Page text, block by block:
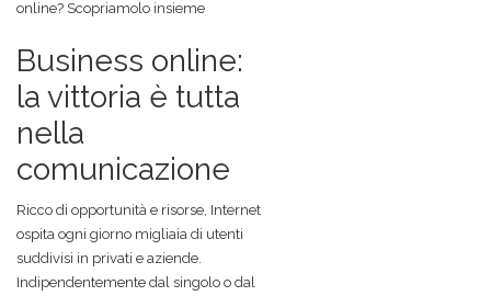
online? Scopriamolo insieme
Business online:
la vittoria è tutta
nella
comunicazione
Ricco di opportunità e risorse, Internet
ospita ogni giorno migliaia di utenti
suddivisi in privati e aziende.
Indipendentemente dal singolo o dal